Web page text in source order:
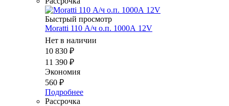
Быстрый просмотр
Moratti 110 А/ч о.п. 1000А 12V
Нет в наличии
10 830 ₽
11 390 ₽
Экономия
560 ₽
Подробнее
Рассрочка